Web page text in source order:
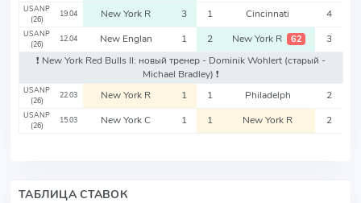
USANP
(26)
19.04 New York R 3 1 Cincinnati 4
USANP
(26)
12.04 New Englan 1 2 New York R 62
3
❗️ New York Red Bulls II: новый тренер - Dominik Wohlert (старый -
Michael Bradley) ❗️
USANP
(26)
22.03 New York R 1 1 Philadelph 2
USANP
(26)
15.03 New York C 1 1 New York R 2
ТАБЛИЦА СТАВОК